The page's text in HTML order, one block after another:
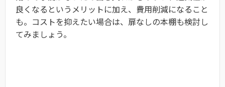
良くなるというメリットに加え、費用削減になること
も。コストを抑えたい場合は、扉なしの本棚も検討し
てみましょう。